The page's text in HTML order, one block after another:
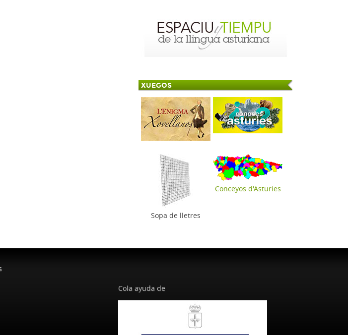
XUEGOS
Sopa de lletres
Conceyos d'Asturies
Cola ayuda de